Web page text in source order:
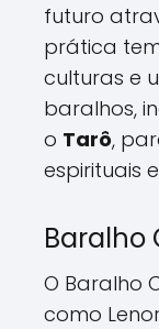
futuro
prática
culturas e
baralhos,
o Tarô,
espirituais
Baralho
O Baralho
como